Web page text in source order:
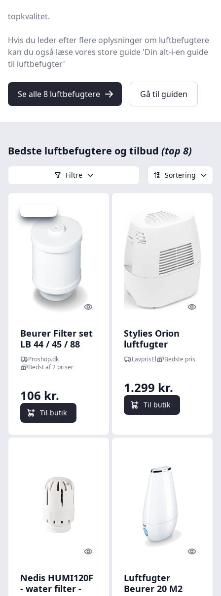
topkvalitet.
Hvis du leder efter flere oplysninger om luftbefugtere
kan du også læse vores store guide 'Din alt-i-en guide
til luftbefugter'
Se alle 8 luftbefugtere Gå til guiden
Bedste luftbefugtere og tilbud (top 8)
Filtre Sortering
Quick look
Beurer Filter set
LB 44 / 45 / 88
Proshop.dk
Bedst af 2 priser
106 kr.
Til butik
Quick
Stylies Orion
luftfugter
LavprisEl Bedste pris
1.299 kr.
Til butik
Quick look
Nedis HUMI120F
- water filter -
Quick
Luftfugter
Beurer 20 M2